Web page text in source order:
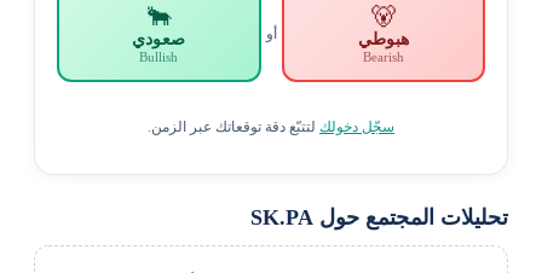
🐻
هبوطي
Bearish
أو
🐂
صعودي
Bullish
سجّل دخولكلتتبّع دقة توقعاتك عبر الزمن.
تحليلات المجتمع حول SK.PA